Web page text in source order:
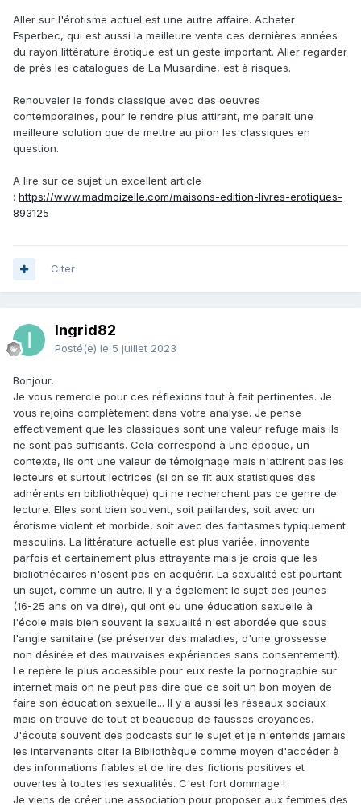
Aller sur l'érotisme actuel est une autre affaire. Acheter
Esperbec, qui est aussi la meilleure vente ces dernières années
du rayon littérature érotique est un geste important. Aller regarder
de près les catalogues de La Musardine, est à risques.
Renouveler le fonds classique avec des oeuvres
contemporaines, pour le rendre plus attirant, me parait une
meilleure solution que de mettre au pilon les classiques en
question.
A lire sur ce sujet un excellent article
: https://www.madmoizelle.com/maisons-edition-livres-erotiques-
893125
Citer
Ingrid82
Posté(e) le 5 juillet 2023
Bonjour,
Je vous remercie pour ces réflexions tout à fait pertinentes. Je
vous rejoins complètement dans votre analyse. Je pense
effectivement que les classiques sont une valeur refuge mais ils
ne sont pas suffisants. Cela correspond à une époque, un
contexte, ils ont une valeur de témoignage mais n'attirent pas les
lecteurs et surtout lectrices (si on se fit aux statistiques des
adhérents en bibliothèque) qui ne recherchent pas ce genre de
lecture. Elles sont bien souvent, soit paillardes, soit avec un
érotisme violent et morbide, soit avec des fantasmes typiquement
masculins. La littérature actuelle est plus variée, innovante
parfois et certainement plus attrayante mais je crois que les
bibliothécaires n'osent pas en acquérir. La sexualité est pourtant
un sujet, comme un autre. Il y a également le sujet des jeunes
(16-25 ans on va dire), qui ont eu une éducation sexuelle à
l'école mais bien souvent la sexualité n'est abordée que sous
l'angle sanitaire (se préserver des maladies, d'une grossesse
non désirée et des mauvaises expériences sans consentement).
Le repère le plus accessible pour eux reste la pornographie sur
internet mais on ne peut pas dire que ce soit un bon moyen de
faire son éducation sexuelle... Il y a aussi les réseaux sociaux
mais on trouve de tout et beaucoup de fausses croyances.
J'écoute souvent des podcasts sur le sujet et je n'entends jamais
les intervenants citer la Bibliothèque comme moyen d'accéder à
des informations fiables et de lire des fictions positives et
ouvertes à toutes les sexualités. C'est fort dommage !
Je viens de créer une association pour proposer aux femmes des